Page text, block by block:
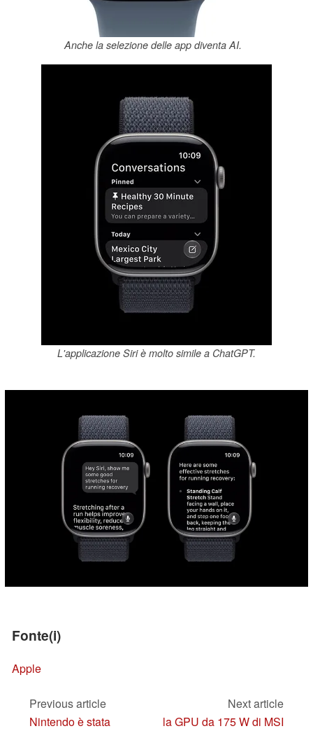
Anche la selezione delle app diventa AI.
L'applicazione Siri è molto simile a ChatGPT.
Fonte(i)
Apple
Previous article
Nintendo è stata
Next article
la GPU da 175 W di MSI